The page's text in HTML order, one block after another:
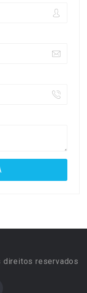
direitos reservados